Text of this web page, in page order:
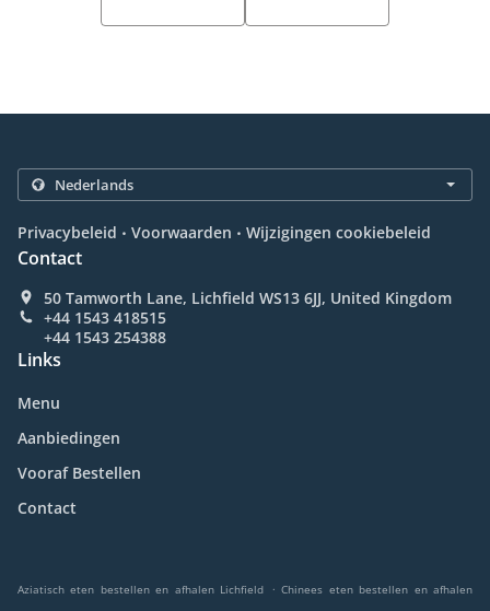
Privacybeleid . Voorwaarden . Wijzigingen cookiebeleid
Contact
50 Tamworth Lane, Lichfield WS13 6JJ, United Kingdom
+44 1543 418515
+44 1543 254388
Links
Menu
Aanbiedingen
Vooraf Bestellen
Contact
Aziatisch eten bestellen en afhalen Lichfield . Chinees eten bestellen en afhalen